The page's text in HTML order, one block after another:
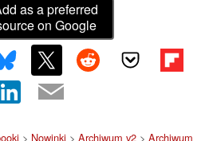
as a preferred
on Google
> Nowinki > Archiwum v2 > Archiwum